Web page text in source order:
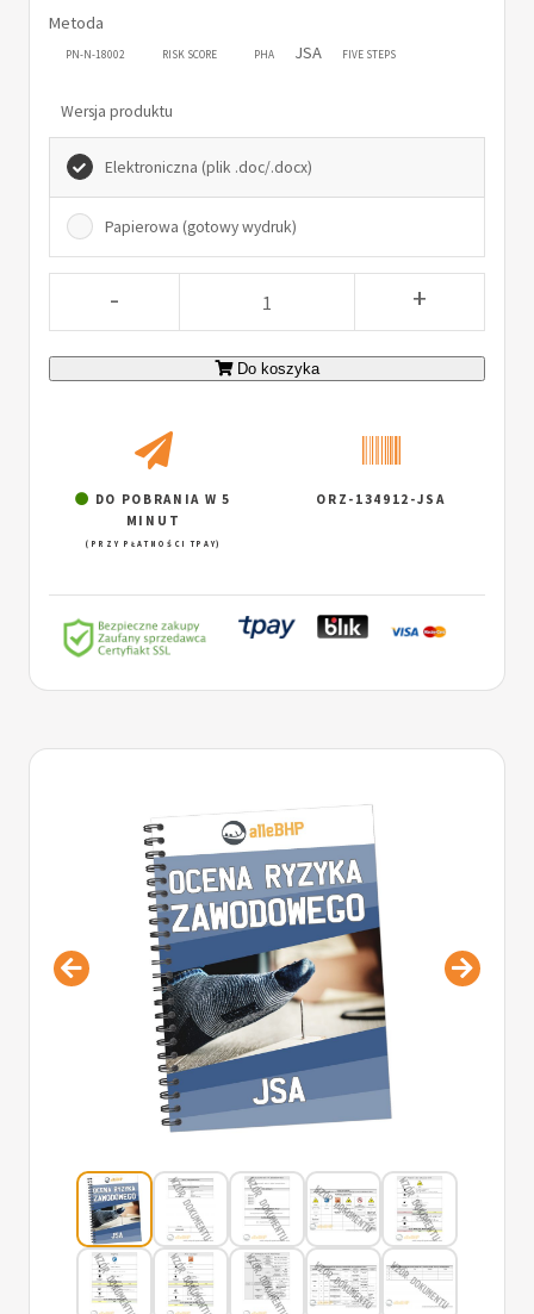
Metoda
PN-N-18002 RISK SCORE PHA JSA FIVE STEPS
Wersja produktu
Elektroniczna (plik .doc/.docx)
Papierowa (gotowy wydruk)
- +
Do koszyka
DO POBRANIA W 5
MINUT
(PRZY PŁATNOŚCI TPAY)
ORZ-134912-JSA